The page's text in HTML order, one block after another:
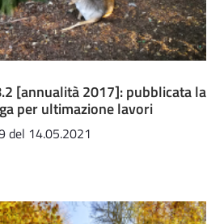
[annualità 2017]: pubblicata la
per ultimazione lavori
del 14.05.2021